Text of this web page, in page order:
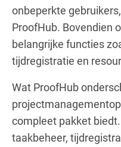
onbeperkte
ProofHub. Bovendien
belangrijke functies
tijdregistratie en
Wat ProofHub
compleet pakket
taakbeheer,